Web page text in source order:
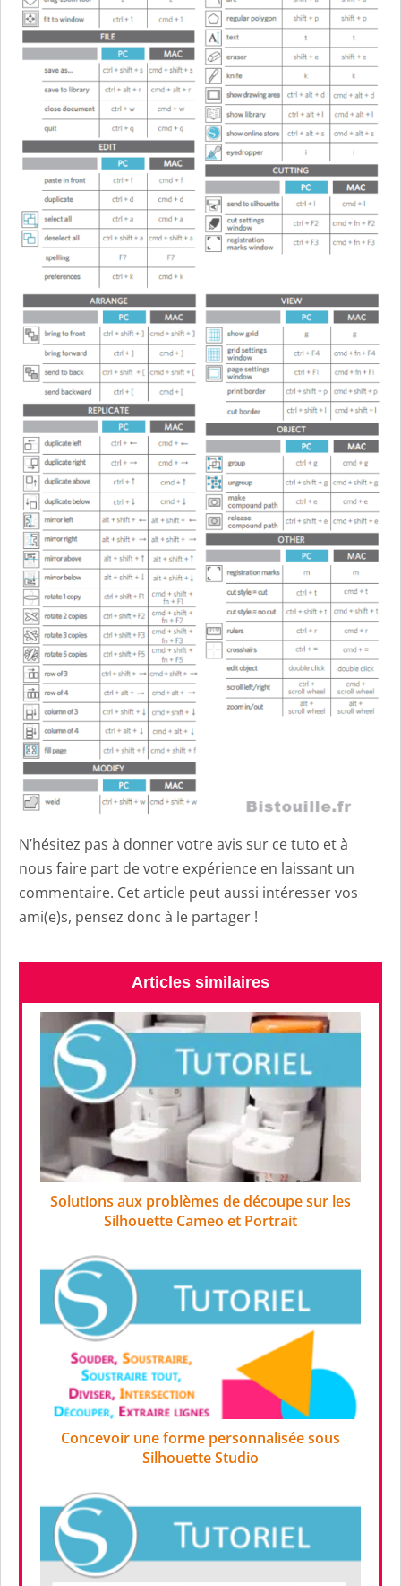
N’hésitez pas à donner votre avis sur ce tuto et à
nous faire part de votre expérience en laissant un
commentaire. Cet article peut aussi intéresser vos
ami(e)s, pensez donc à le partager !
Articles similaires
Solutions aux problèmes de découpe sur les
Silhouette Cameo et Portrait
Concevoir une forme personnalisée sous
Silhouette Studio